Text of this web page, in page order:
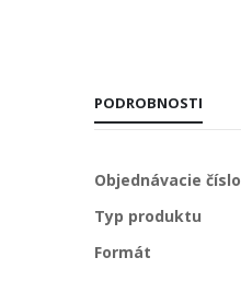
PODROBNOSTI
Viac
Objednávacie číslo
Typ produktu
Formát